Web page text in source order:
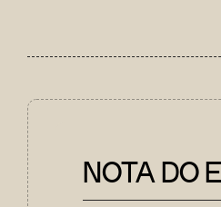
NOTA DO